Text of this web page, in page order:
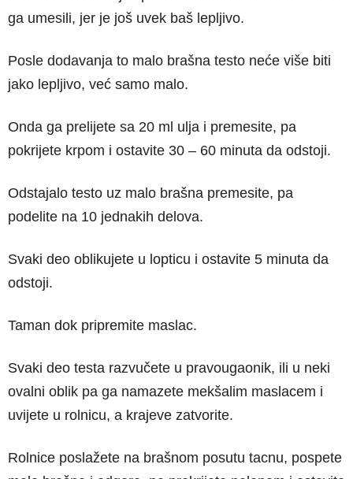
ga umesili, jer je još uvek baš lepljivo.
Posle dodavanja to malo brašna testo neće više biti
jako lepljivo, već samo malo.
Onda ga prelijete sa 20 ml ulja i premesite, pa
pokrijete krpom i ostavite 30 – 60 minuta da odstoji.
Odstajalo testo uz malo brašna premesite, pa
podelite na 10 jednakih delova.
Svaki deo oblikujete u lopticu i ostavite 5 minuta da
odstoji.
Taman dok pripremite maslac.
Svaki deo testa razvučete u pravougaonik, ili u neki
ovalni oblik pa ga namazete mekšalim maslacem i
uvijete u rolnicu, a krajeve zatvorite.
Rolnice poslažete na brašnom posutu tacnu, pospete